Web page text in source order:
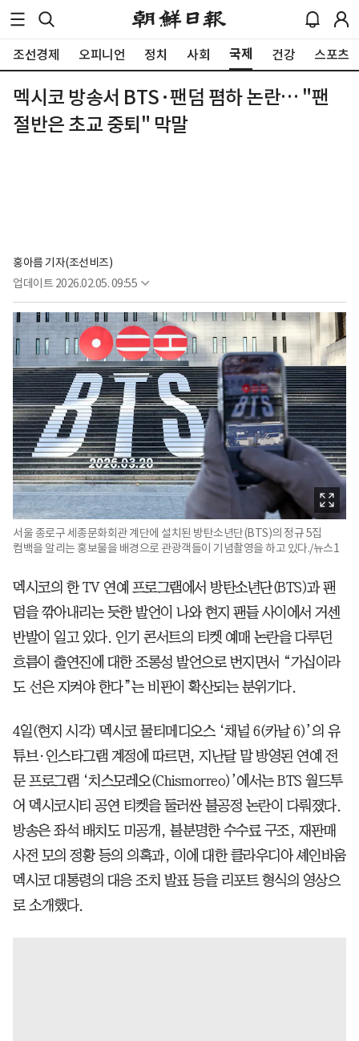
조선경제 오피니언 정치 사회 국제 건강 스포츠
멕시코 방송서 BTS·팬덤 폄하 논란… "팬
절반은 초교 중퇴" 막말
홍아름 기자(조선비즈)
업데이트 2026.02.05. 09:55
서울 종로구 세종문화회관 계단에 설치된 방탄소년단(BTS)의 정규 5집
컴백을 알리는 홍보물을 배경으로 관광객들이 기념촬영을 하고 있다./뉴스1
멕시코의 한 TV 연예 프로그램에서 방탄소년단(BTS)과 팬
덤을 깎아내리는 듯한 발언이 나와 현지 팬들 사이에서 거센
반발이 일고 있다. 인기 콘서트의 티켓 예매 논란을 다루던
흐름이 출연진에 대한 조롱성 발언으로 번지면서 “가십이라
도 선은 지켜야 한다”는 비판이 확산되는 분위기다.
4일(현지 시각) 멕시코 물티메디오스 ‘채널 6(카날 6)’의 유
튜브·인스타그램 계정에 따르면, 지난달 말 방영된 연예 전
문 프로그램 ‘치스모레오(Chismorreo)’에서는 BTS 월드투
어 멕시코시티 공연 티켓을 둘러싼 불공정 논란이 다뤄졌다.
방송은 좌석 배치도 미공개, 불분명한 수수료 구조, 재판매
사전 모의 정황 등의 의혹과, 이에 대한 클라우디아 셰인바움
멕시코 대통령의 대응 조치 발표 등을 리포트 형식의 영상으
로 소개했다.